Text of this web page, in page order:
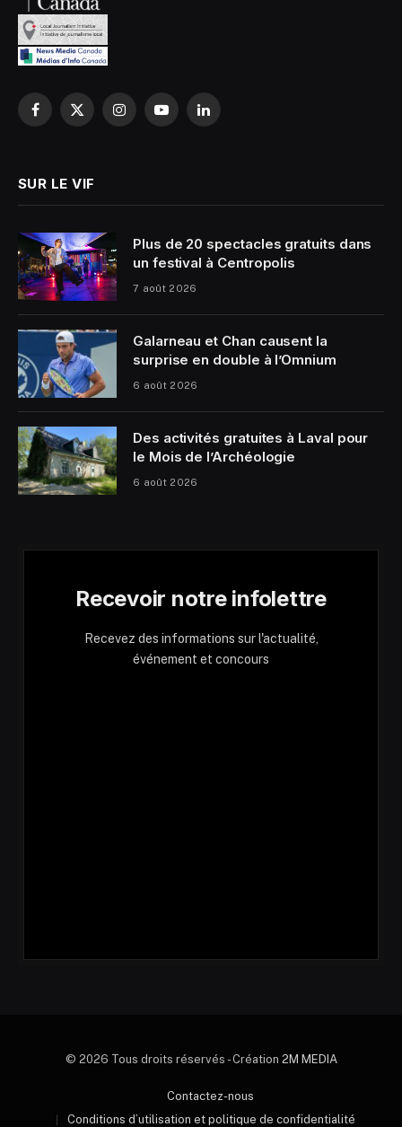
Facebook
X
InstagramYouTubeLinkedIn
SUR LE VIF
Plus de 20 spectacles gratuits dans
un festival à Centropolis
7 août 2026
Galarneau et Chan causent la
surprise en double à l’Omnium
6 août 2026
Des activités gratuites à Laval pour
le Mois de l’Archéologie
6 août 2026
Recevoir notre infolettre
Recevez des informations sur l'actualité,
événement et concours
© 2026 Tous droits réservés - Création 2M MEDIA
Contactez-nous
Conditions d’utilisation et politique de confidentialité